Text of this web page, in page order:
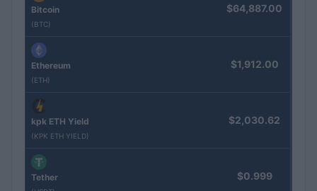
Bitcoin
(BTC)
$64,887.00
Ethereum
(ETH)
$1,912.00
kpk ETH Yield
(KPK ETH YIELD)
$2,030.62
Tether $0.999